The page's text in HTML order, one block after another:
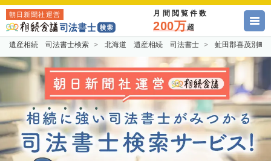
朝日新聞社運営 月間閲覧件数
200万超
遺産相続 司法書士検索 北海道 遺産相続 司法書士 虻田郡喜茂別